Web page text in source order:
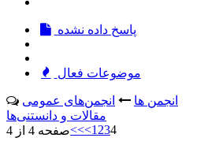
پاسخ داده نشده
موضوعات فعال
انجمن ها
انجمن‌های عمومی
مقالات و دانستنی‌ها
صفحه 4 از 4<<<1 234